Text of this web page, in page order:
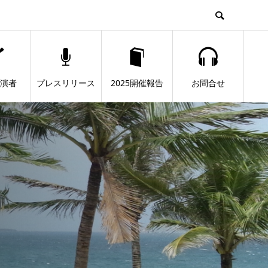
者 プレスリリース 2025開催報告 お問合せ